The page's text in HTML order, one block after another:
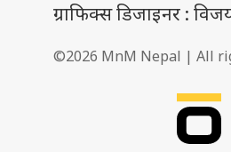
ग्राफिक्स डिजाइनर :
©2026 MnM Nepal | All